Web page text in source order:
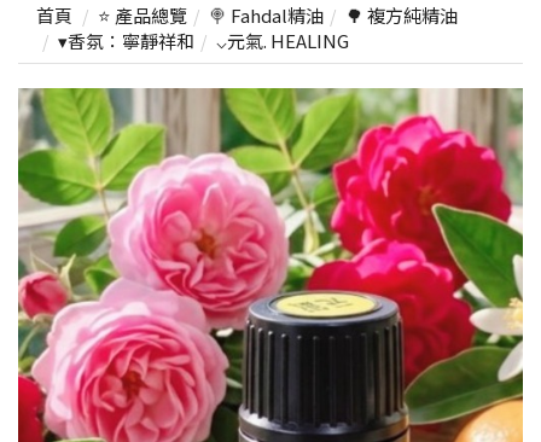
首頁 ⭐ 產品總覽 🍭 Fahdal精油
🌳 複方純精油
▾香氛：寧靜祥和
⌵元氣. HEALING